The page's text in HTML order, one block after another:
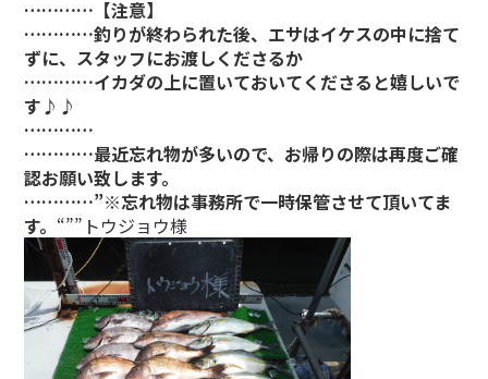
…………【注意】
…………釣りが終わられた後、エサはイケスの中に捨て
ずに、スタッフにお渡しくださるか
…………イカダの上に置いておいてくださると嬉しいで
す♪♪
…………
…………最近忘れ物が多いので、お帰りの際は再度ご確
認お願い致します。
…………”※忘れ物は事務所で一時保管させて頂いてま
す。 “””トウジョウ様